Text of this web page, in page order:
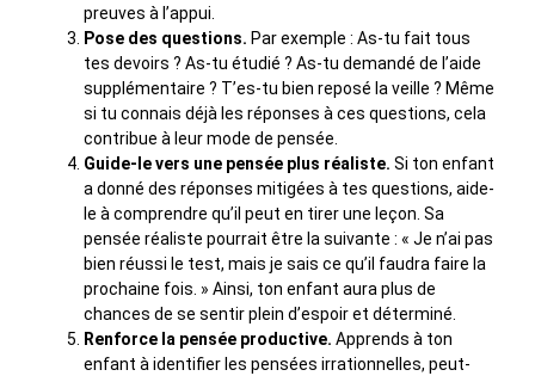
preuves à l’appui.
Pose des questions. Par exemple : As-tu fait tous
tes devoirs ? As-tu étudié ? As-tu demandé de l’aide
supplémentaire ? T’es-tu bien reposé la veille ? Même
si tu connais déjà les réponses à ces questions, cela
contribue à leur mode de pensée.
Guide-le vers une pensée plus réaliste. Si ton enfant
a donné des réponses mitigées à tes questions, aide-
le à comprendre qu’il peut en tirer une leçon. Sa
pensée réaliste pourrait être la suivante : « Je n’ai pas
bien réussi le test, mais je sais ce qu’il faudra faire la
prochaine fois. » Ainsi, ton enfant aura plus de
chances de se sentir plein d’espoir et déterminé.
Renforce la pensée productive. Apprends à ton
enfant à identifier les pensées irrationnelles, peut-